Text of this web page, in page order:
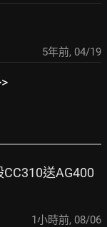
5年前, 04/19
送AG400
1小時前, 08/06